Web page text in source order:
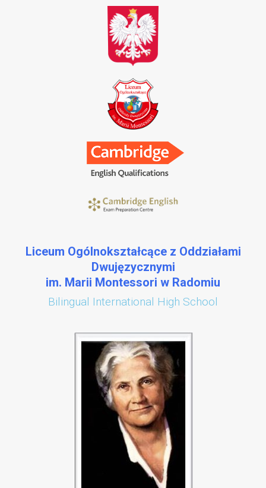
Liceum Ogólnokształcące z Oddziałami
Dwujęzycznymi
im. Marii Montessori w Radomiu
Bilingual International High School